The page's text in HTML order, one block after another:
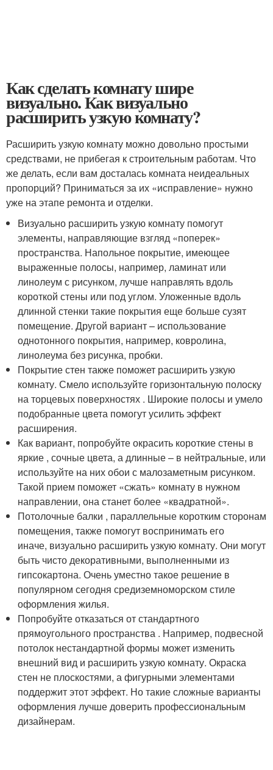
Как сделать комнату шире
визуально. Как визуально
расширить узкую комнату?
Расширить узкую комнату можно довольно простыми
средствами, не прибегая к строительным работам. Что
же делать, если вам досталась комната неидеальных
пропорций? Приниматься за их «исправление» нужно
уже на этапе ремонта и отделки.
Визуально расширить узкую комнату помогут
элементы, направляющие взгляд «поперек»
пространства. Напольное покрытие, имеющее
выраженные полосы, например, ламинат или
линолеум с рисунком, лучше направлять вдоль
короткой стены или под углом. Уложенные вдоль
длинной стенки такие покрытия еще больше сузят
помещение. Другой вариант – использование
однотонного покрытия, например, ковролина,
линолеума без рисунка, пробки.
Покрытие стен также поможет расширить узкую
комнату. Смело используйте горизонтальную полоску
на торцевых поверхностях . Широкие полосы и умело
подобранные цвета помогут усилить эффект
расширения.
Как вариант, попробуйте окрасить короткие стены в
яркие , сочные цвета, а длинные – в нейтральные, или
используйте на них обои с малозаметным рисунком.
Такой прием поможет «сжать» комнату в нужном
направлении, она станет более «квадратной».
Потолочные балки , параллельные коротким сторонам
помещения, также помогут воспринимать его
иначе, визуально расширить узкую комнату. Они могут
быть чисто декоративными, выполненными из
гипсокартона. Очень уместно такое решение в
популярном сегодня средиземноморском стиле
оформления жилья.
Попробуйте отказаться от стандартного
прямоугольного пространства . Например, подвесной
потолок нестандартной формы может изменить
внешний вид и расширить узкую комнату. Окраска
стен не плоскостями, а фигурными элементами
поддержит этот эффект. Но такие сложные варианты
оформления лучше доверить профессиональным
дизайнерам.